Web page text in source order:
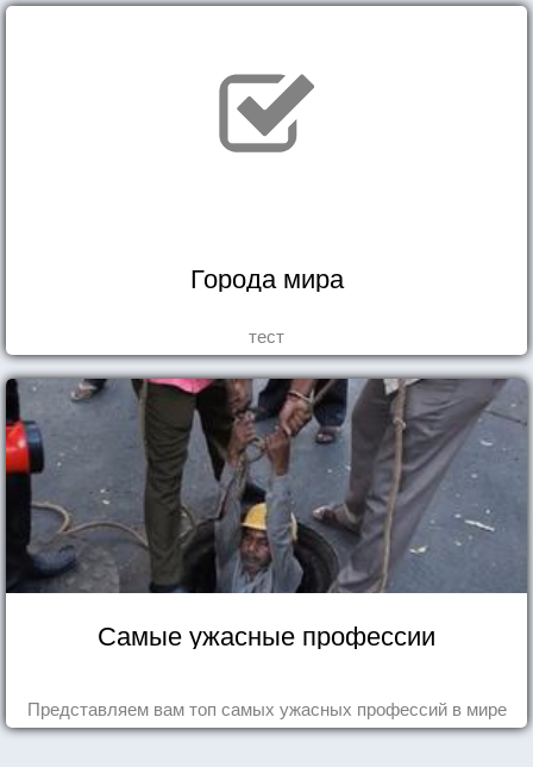
Города мира
тест
Самые ужасные профессии
Представляем вам топ самых ужасных профессий в мире